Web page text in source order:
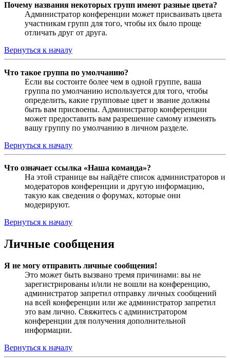
Почему названия некоторых групп имеют разные цвета?
Администратор конференции может присваивать цвета
участникам групп для того, чтобы их было проще
отличать друг от друга.
Вернуться к началу
Что такое группа по умолчанию?
Если вы состоите более чем в одной группе, ваша
группа по умолчанию используется для того, чтобы
определить, какие групповые цвет и звание должны
быть вам присвоены. Администратор конференции
может предоставить вам разрешение самому изменять
вашу группу по умолчанию в личном разделе.
Вернуться к началу
Что означает ссылка «Наша команда»?
На этой странице вы найдёте список администраторов и
модераторов конференции и другую информацию,
такую как сведения о форумах, которые они
модерируют.
Вернуться к началу
Личные сообщения
Я не могу отправить личные сообщения!
Это может быть вызвано тремя причинами: вы не
зарегистрированы и/или не вошли на конференцию,
администратор запретил отправку личных сообщений
на всей конференции или же администратор запретил
это вам лично. Свяжитесь с администратором
конференции для получения дополнительной
информации.
Вернуться к началу